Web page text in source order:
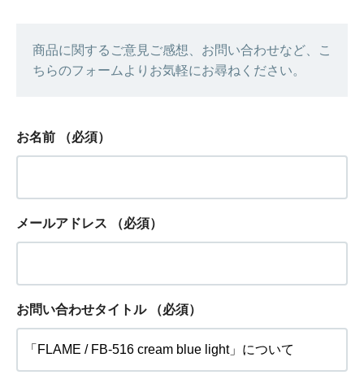
商品に関するご意見ご感想、お問い合わせなど、こ
ちらのフォームよりお気軽にお尋ねください。
お名前 （必須）
メールアドレス （必須）
お問い合わせタイトル （必須）